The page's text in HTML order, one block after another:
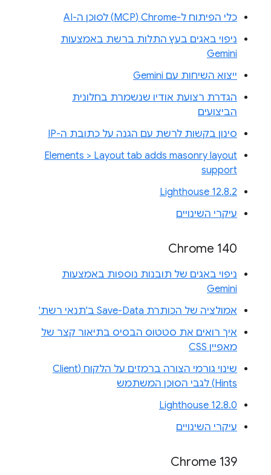
כלי הפיתוח ל-Chrome‏ (MCP) לסוכן ה-AI
ניפוי באגים בעץ התלות ברשת באמצעות
Gemini
ייצוא השיחות עם Gemini
הגדרת רצועת אודיו שנשמרת בחלונית
הביצועים
סינון בקשות לרשת עם הגנה על כתובת ה-IP
Elements > Layout tab adds masonry layout
support
Lighthouse 12.8.2
עיקרי השינויים
Chrome 140
ניפוי באגים של תובנות נוספות באמצעות
Gemini
אמולציה של הכותרת Save-Data ב'תנאי רשת'
איך רואים את סטטוס הבסיס בתיאור קצר של
מאפיין CSS
שינוי גורמי הצורה ברמזים על הלקוח (Client
Hints) לגבי הסוכן המשתמש
Lighthouse 12.8.0
עיקרי השינויים
Chrome 139